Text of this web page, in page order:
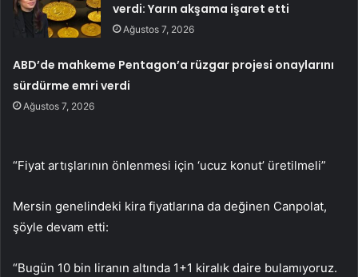
verdi: Yarın akşama işaret etti
Ağustos 7, 2026
ABD’de mahkeme Pentagon’a rüzgar projesi onaylarını
sürdürme emri verdi
Ağustos 7, 2026
“Fiyat artışlarının önlenmesi için ‘ucuz konut’ üretilmeli”
Mersin genelindeki kira fiyatlarına da değinen Canpolat,
şöyle devam etti:
“Bugün 10 bin liranın altında 1+1 kiralık daire bulamıyoruz.